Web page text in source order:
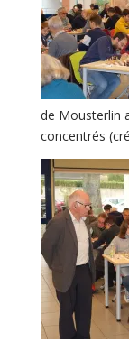
de Mousterlin
concentrés